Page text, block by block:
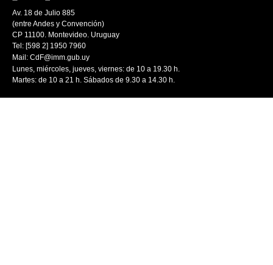
Av. 18 de Julio 885
(entre Andes y Convención)
CP 11100. Montevideo. Uruguay
Tel: [598 2] 1950 7960
Mail: CdF@imm.gub.uy
Lunes, miércoles, jueves, viernes: de 10 a 19.30 h.
Martes: de 10 a 21 h. Sábados de 9.30 a 14.30 h.